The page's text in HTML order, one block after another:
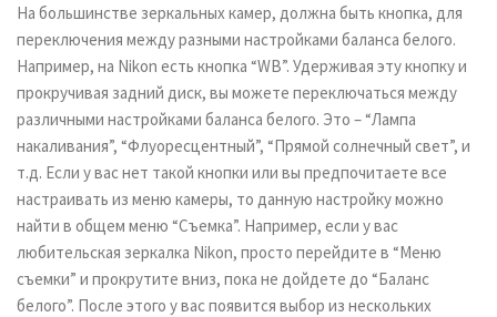
На большинстве зеркальных камер, должна быть кнопка, для
переключения между разными настройками баланса белого.
Например, на Nikon есть кнопка “WB”. Удерживая эту кнопку и
прокручивая задний диск, вы можете переключаться между
различными настройками баланса белого. Это – “Лампа
накаливания”, “Флуоресцентный”, “Прямой солнечный свет”, и
т.д. Если у вас нет такой кнопки или вы предпочитаете все
настраивать из меню камеры, то данную настройку можно
найти в общем меню “Съемка”. Например, если у вас
любительская зеркалка Nikon, просто перейдите в “Меню
съемки” и прокрутите вниз, пока не дойдете до “Баланс
белого”. После этого у вас появится выбор из нескольких